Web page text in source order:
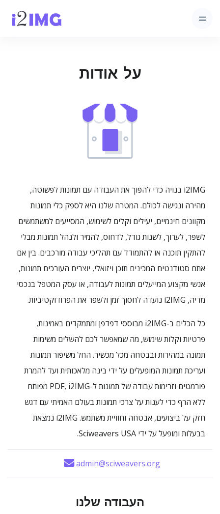
על אודות
i2IMG בנויה כדי להפוך את העבודה עם תמונות לפשוטה,
מהירה ונגישה לכולם. המטרה שלנו היא לספק כלי תמונות
מקוונים חינמיים, יעילים וקלים לשימוש, המסייעים למשתמשים
לשפר, לערוך, לשנות גודל, לדחוס, להמיר ולנהל תמונות מבלי
להתקין תוכנה או להתמודד עם תהליכי עבודה מורכבים. בין אם
אתם סטודנטים המכינים תוכן ויזואלי, יוצרים העורכים תמונות,
אנשי מקצוע המייעלים תמונות לעבודה, או עסק המטפל בנכסי
מדיה, i2IMG נועדה לחסוך זמן ולשפר את הפרודוקטיביות.
כל הכלים ב-i2IMG מבוססי דפדפן ומתמקדים באמינות,
פרטיות וקלות שימוש, מה שמאפשר לכם להשלים משימות
תמונה במהירות ובבטחה מכל מכשיר. החל משיפור תמונות
ועריכת תמונות המופעלים על ידי בינה מלאכותית ועד להמרת
פורמטים וזרימות עבודה של תמונות ל-PDF, i2IMG מפותח
ללא הרף כדי לענות על צרכי תמונות בעולם האמיתי עם דגש
חזק על ביצועים, אבטחה וחוויית משתמש. i2IMG נמצאת
בבעלות ומופעל על ידי Sciweavers USA.
admin@sciweavers.org
העבודה שלנו